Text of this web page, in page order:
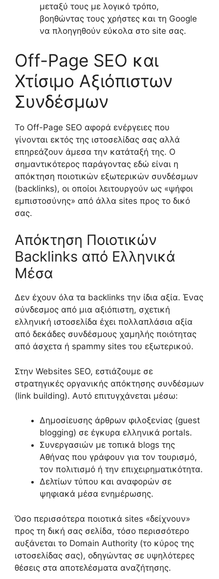
μεταξύ τους με λογικό τρόπο,
βοηθώντας τους χρήστες και τη Google
να πλοηγηθούν εύκολα στο site σας.
Off-Page SEO και
Χτίσιμο Αξιόπιστων
Συνδέσμων
Το Off-Page SEO αφορά ενέργειες που
γίνονται εκτός της ιστοσελίδας σας αλλά
επηρεάζουν άμεσα την κατάταξή της. Ο
σημαντικότερος παράγοντας εδώ είναι η
απόκτηση ποιοτικών εξωτερικών συνδέσμων
(backlinks), οι οποίοι λειτουργούν ως «ψήφοι
εμπιστοσύνης» από άλλα sites προς το δικό
σας.
Απόκτηση Ποιοτικών
Backlinks από Ελληνικά
Μέσα
Δεν έχουν όλα τα backlinks την ίδια αξία. Ένας
σύνδεσμος από μια αξιόπιστη, σχετική
ελληνική ιστοσελίδα έχει πολλαπλάσια αξία
από δεκάδες συνδέσμους χαμηλής ποιότητας
από άσχετα ή spammy sites του εξωτερικού.
Στην Websites SEO, εστιάζουμε σε
στρατηγικές οργανικής απόκτησης συνδέσμων
(link building). Αυτό επιτυγχάνεται μέσω:
Δημοσίευσης άρθρων φιλοξενίας (guest
blogging) σε έγκυρα ελληνικά portals.
Συνεργασιών με τοπικά blogs της
Αθήνας που γράφουν για τον τουρισμό,
τον πολιτισμό ή την επιχειρηματικότητα.
Δελτίων τύπου και αναφορών σε
ψηφιακά μέσα ενημέρωσης.
Όσο περισσότερα ποιοτικά sites «δείχνουν»
προς τη δική σας σελίδα, τόσο περισσότερο
αυξάνεται το Domain Authority (το κύρος της
ιστοσελίδας σας), οδηγώντας σε υψηλότερες
θέσεις στα αποτελέσματα αναζήτησης.